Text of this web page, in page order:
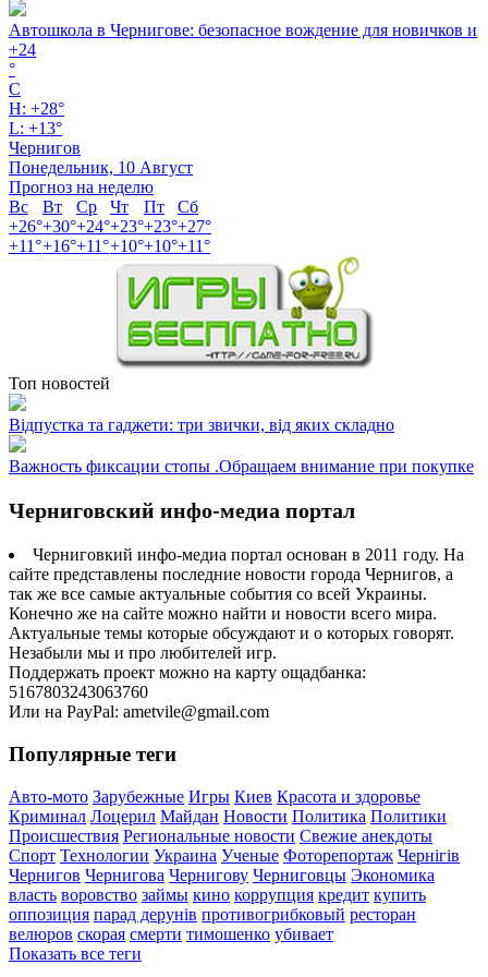
Автошкола в Чернигове: безопасное вождение для новичков и
+24
°
C
H: +28°
L: +13°
Чернигов
Понедельник, 10 Август
Прогноз на неделю
Вс
Вт Ср Чт Пт
Сб
+26°+30°+24°+23°+23°+27°
+11°+16°+11°+10°+10°+11°
Топ новостей
Відпустка та гаджети: три звички, від яких складно
Важность фиксации стопы .Обращаем внимание при покупке
Черниговский инфо-медиа портал
Черниговкий инфо-медиа портал основан в 2011 году. На
сайте представлены последние новости города Чернигов, а
так же все самые актуальные события со всей Украины.
Конечно же на сайте можно найти и новости всего мира.
Актуальные темы которые обсуждают и о которых говорят.
Незабыли мы и про любителей игр.
Поддержать проект можно на карту ощадбанка:
5167803243063760
Или на PayPal: ametvile@gmail.com
Популярные теги
Авто-мото Зарубежные Игры Киев Красота и здоровье
Криминал Лоцерил Майдан Новости Политика Политики
Происшествия Региональные новости Свежие анекдоты
Спорт Технологии Украина Ученые Фоторепортаж Чернігів
Чернигов Чернигова Чернигову Черниговцы Экономика
власть воровство займы кино коррупция кредит купить
оппозиция парад дерунів противогрибковый ресторан
велюров скорая смерти тимошенко убивает
Показать все теги